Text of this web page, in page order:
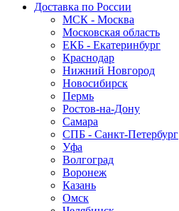
Доставка по России
МСК - Москва
Московская область
ЕКБ - Екатеринбург
Краснодар
Нижний Новгород
Новосибирск
Пермь
Ростов-на-Дону
Самара
СПБ - Санкт-Петербург
Уфа
Волгоград
Воронеж
Казань
Омск